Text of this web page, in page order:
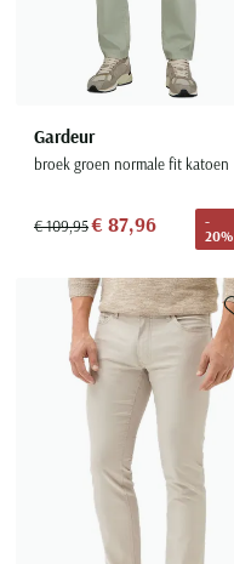
Gardeur
broek groen normale fit katoen
€ 109,95€ 87,96
-
20%